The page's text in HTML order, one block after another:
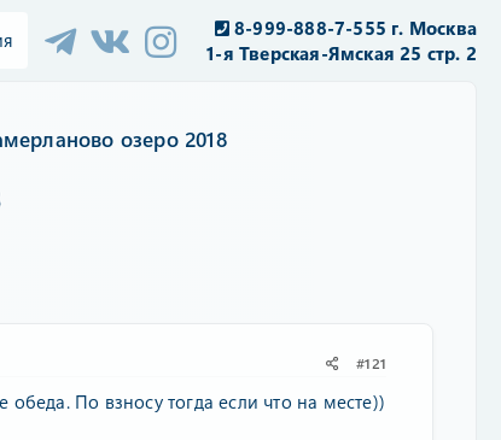
8-999-888-7-555 г. Москва
1-я Тверская-Ямская 25 стр. 2
озеро 2018
#121
По взносу тогда если что на месте))